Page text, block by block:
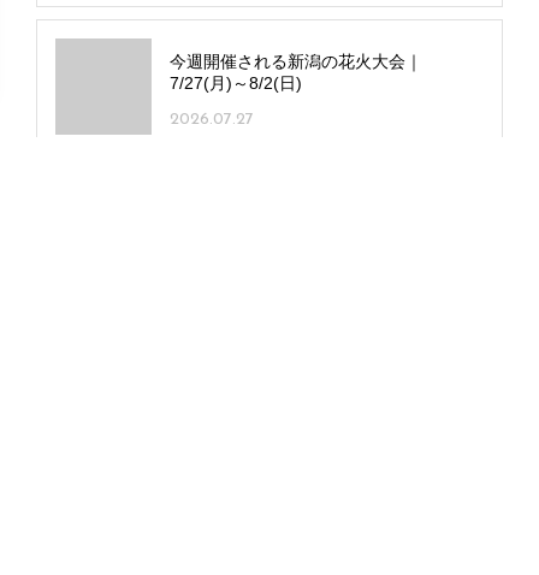
今週開催される新潟の花火大会｜
7/27(月)～8/2(日)
2026.07.27